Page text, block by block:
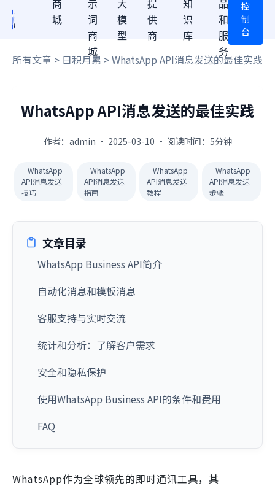
商
城
示
词
商
城
大
模
型
提
供
商
知
识
库
品
和
服
务
控
制
台
所有文章 > 日积月累 > WhatsApp API消息发送的最佳实践
WhatsApp API消息发送的最佳实践
作者：admin · 2025-03-10 · 阅读时间：5分钟
WhatsApp
API消息发送
技巧
WhatsApp
API消息发送
指南
WhatsApp
API消息发送
教程
WhatsApp
API消息发送
步骤
文章目录
WhatsApp Business API简介
自动化消息和模板消息
客服支持与实时交流
统计和分析：了解客户需求
安全和隐私保护
使用WhatsApp Business API的条件和费用
FAQ
WhatsApp作为全球领先的即时通讯工具，其